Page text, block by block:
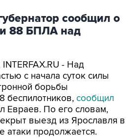
сообщил о
88 БПЛА над
- Над
с начала суток силы
борьбы
беспилотников, сообщил
Евраев. По его словам,
выезд из Ярославля в
атаки продолжается.